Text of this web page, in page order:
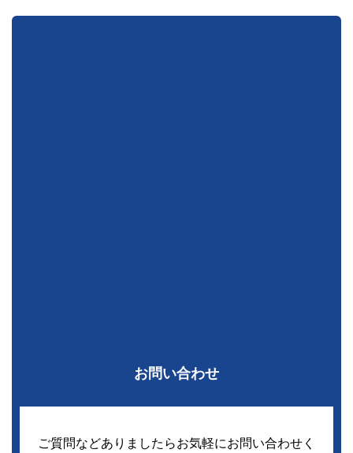
お問い合わせ
ご質問などありましたらお気軽にお問い合わせく